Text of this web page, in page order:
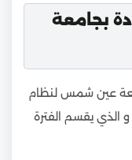
بجامعة
عين شمس لنظام
الذي يقسم الفترة